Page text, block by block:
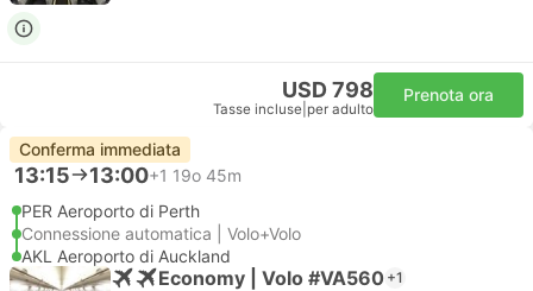
USD 798
Tasse incluse per adulto
Prenota ora
Conferma immediata
13:15 13:00+1 19o 45m
PER Aeroporto di Perth
Connessione automatica | Volo+Volo
AKL Aeroporto di Auckland
Economy | Volo #VA560 +1